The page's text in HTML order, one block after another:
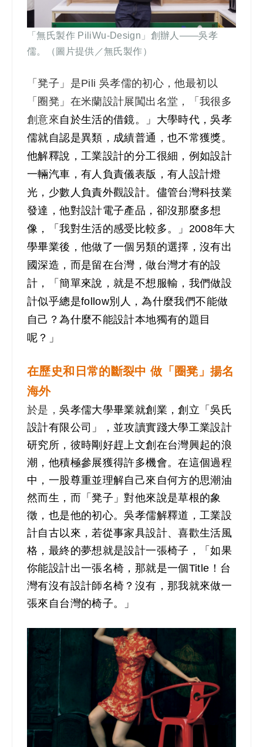
「無氏製作 PiliWu-Design」創辦人——吳孝
儒。（圖片提供／無氏製作）
「凳子」是Pili 吳孝儒的初心，他最初以
「圈凳」在米蘭設計展闖出名堂，「我很多
創意來自於生活的借鏡。」大學時代，吳孝
儒就自認是異類，成績普通，也不常獲獎。
他解釋說，工業設計的分工很細，例如設計
一輛汽車，有人負責儀表版，有人設計燈
光，少數人負責外觀設計。儘管台灣科技業
發達，他對設計電子產品，卻沒那麼多想
像，「我對生活的感受比較多。」2008年大
學畢業後，他做了一個另類的選擇，沒有出
國深造，而是留在台灣，做台灣才有的設
計，「簡單來說，就是不想服輸，我們做設
計似乎總是follow別人，為什麼我們不能做
自己？為什麼不能設計本地獨有的題目
呢？」
在歷史和日 常的斷裂中 做「圈凳」揚名
海外
於是，吳孝儒大學畢業就創業，創立「吳氏
設計有限公司」，並攻讀實踐大學工業設計
研究所，彼時剛好趕上文創在台灣興起的浪
潮，他積極參展獲得許多機會。在這個過程
中，一股尊重並理解自己來自何方的思潮油
然而生，而「凳子」對他來說是草根的象
徵，也是他的初心。吳孝儒解釋道，工業設
計自古以來，若從事家具設計、喜歡生活風
格，最終的夢想就是設計一張椅子，「如果
你能設計出一張名椅，那就是一個Title！台
灣有沒有設計師名椅？沒有，那我就來做一
張來自台灣的椅子。」